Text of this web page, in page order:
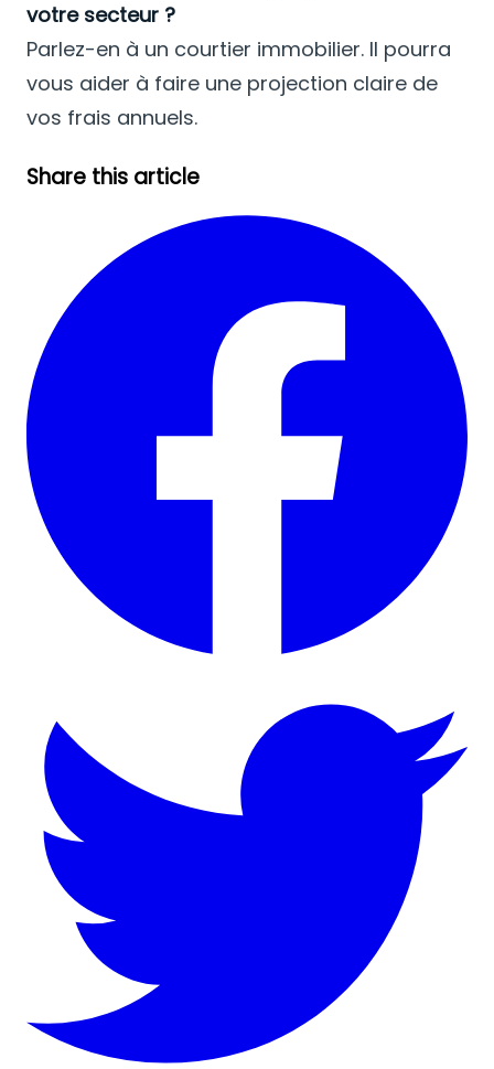
votre secteur ?
Parlez-en à un courtier immobilier. Il pourra
vous aider à faire une projection claire de
vos frais annuels.
Share this article